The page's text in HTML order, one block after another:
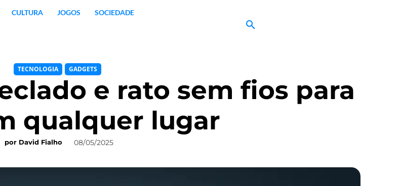
CULTURA JOGOS SOCIEDADE
TECNOLOGIA GADGETS
e rato sem fios para
qualquer lugar
por David Fialho 08/05/2025